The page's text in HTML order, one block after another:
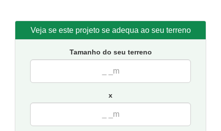
Sugestão de terreno para implantação: 10 metros de frente
por 20 metros de fundos.
Veja se este projeto se adequa ao seu terreno
Tamanho do seu terreno
x